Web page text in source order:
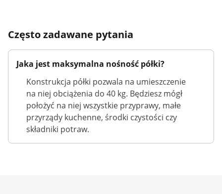
Często zadawane pytania
Jaka jest maksymalna nośność półki?
Konstrukcja półki pozwala na umieszczenie
na niej obciążenia do 40 kg. Będziesz mógł
położyć na niej wszystkie przyprawy, małe
przyrządy kuchenne, środki czystości czy
składniki potraw.